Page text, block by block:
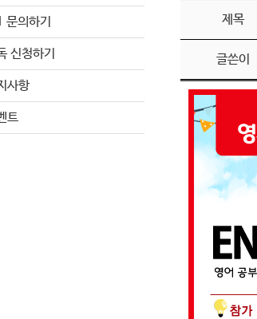
문의하기
신청하기
사항
트
제목
글쓴이